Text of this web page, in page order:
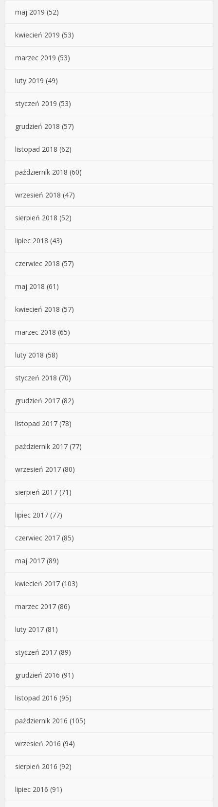
maj 2019 (52)
kwiecień 2019 (53)
marzec 2019 (53)
luty 2019 (49)
styczeń 2019 (53)
grudzień 2018 (57)
listopad 2018 (62)
październik 2018 (60)
wrzesień 2018 (47)
sierpień 2018 (52)
lipiec 2018 (43)
czerwiec 2018 (57)
maj 2018 (61)
kwiecień 2018 (57)
marzec 2018 (65)
luty 2018 (58)
styczeń 2018 (70)
grudzień 2017 (82)
listopad 2017 (78)
październik 2017 (77)
wrzesień 2017 (80)
sierpień 2017 (71)
lipiec 2017 (77)
czerwiec 2017 (85)
maj 2017 (89)
kwiecień 2017 (103)
marzec 2017 (86)
luty 2017 (81)
styczeń 2017 (89)
grudzień 2016 (91)
listopad 2016 (95)
październik 2016 (105)
wrzesień 2016 (94)
sierpień 2016 (92)
lipiec 2016 (91)